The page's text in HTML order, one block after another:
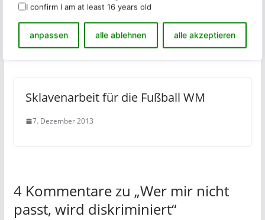
I confirm I am at least 16 years old
anpassen alle ablehnen alle akzeptieren
Ein Gespräch unter vier Augen
31. Oktober 2014
Sklavenarbeit für die Fußball WM
7. Dezember 2013
4 Kommentare zu „Wer mir nicht
passt, wird diskriminiert“